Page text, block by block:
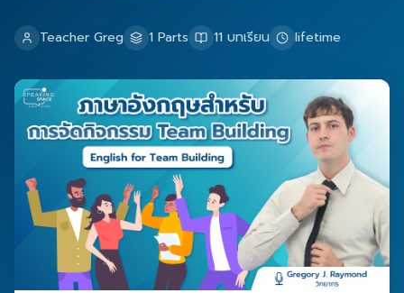
Teacher Greg 1 Parts 11 บทเรียน lifetime